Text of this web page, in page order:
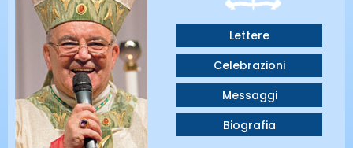
Lettere
Celebrazioni
Messaggi
Biografia